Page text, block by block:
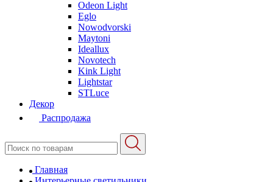
Odeon Light
Eglo
Nowodvorski
Maytoni
Ideallux
Novotech
Kink Light
Lightstar
STLuce
Декор
Распродажа
Главная